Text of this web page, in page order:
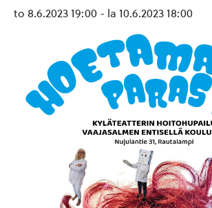
to 8.6.2023 19:00 - la 10.6.2023 18:00